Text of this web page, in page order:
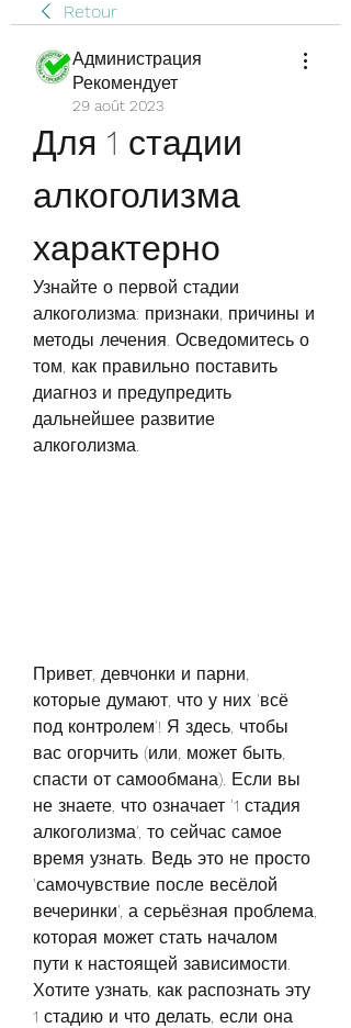
Retour
Администрация
Рекомендует
29 août 2023
Для 1 стадии
алкоголизма
характерно
Узнайте о первой стадии
алкоголизма: признаки, причины и
методы лечения. Осведомитесь о
том, как правильно поставить
диагноз и предупредить
дальнейшее развитие
алкоголизма.
Привет, девчонки и парни,
которые думают, что у них 'всё
под контролем'! Я здесь, чтобы
вас огорчить (или, может быть,
спасти от самообмана). Если вы
не знаете, что означает '1 стадия
алкоголизма', то сейчас самое
время узнать. Ведь это не просто
'самочувствие после весёлой
вечеринки', а серьёзная проблема,
которая может стать началом
пути к настоящей зависимости.
Хотите узнать, как распознать эту
1 стадию и что делать, если она